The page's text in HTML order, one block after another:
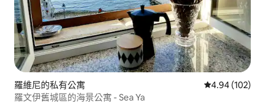
羅維尼的私有公寓 從 102 則評價
4.94 (102)
羅文伊舊城區的海景公寓 - Sea Ya